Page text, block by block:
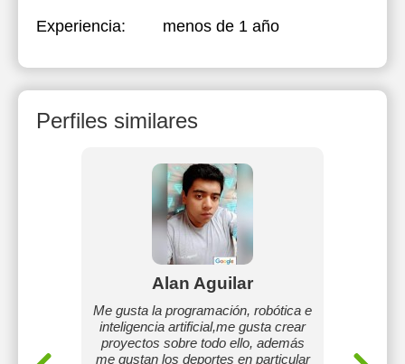
Experiencia:
menos de 1 año
Perfiles similares
adultos
Alan Aguilar
Me gusta la programación, robótica e
inteligencia artificial,me gusta crear
proyectos sobre todo ello, además
me gustan los deportes en particular